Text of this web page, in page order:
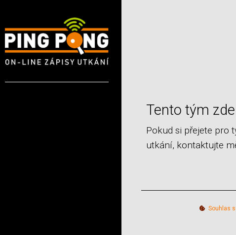
Tento tým
Pokud si přejete pro
utkání, kontaktujte
Souhlas